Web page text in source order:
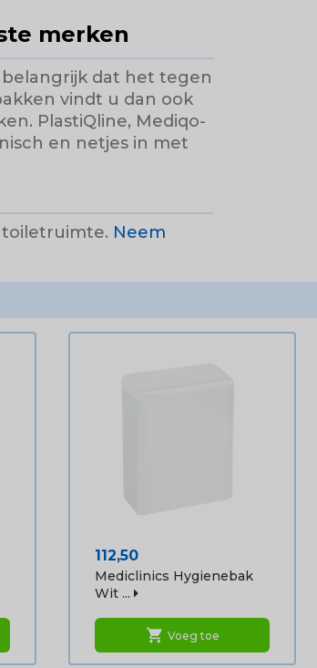
merken
dat het tegen
vindt u dan ook
PlastiQline, Mediqo-
en netjes in met
Neem
Prijs
112,50
Mediclinics Hygienebak
Wit ...
shopping_cart Voeg toe